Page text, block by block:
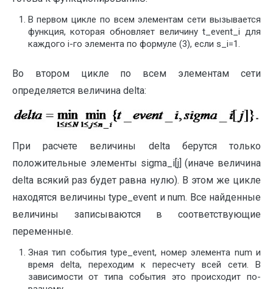
В первом цикле по всем элементам сети вызывается
функция, которая обновляет величину t_event_i для
каждого i-го элемента по формуле (3), если s_i=1.
Во втором цикле по всем элементам сети
определяется величина delta:
При расчете величины delta берутся только
положительные элементы sigma_i[j] (иначе величина
delta всякий раз будет равна нулю). В этом же цикле
находятся величины type_event и num. Все найденные
величины записываются в соответствующие
переменные.
Зная тип события type_event, номер элемента num и
время delta, переходим к пересчету всей сети. В
зависимости от типа события это происходит по-